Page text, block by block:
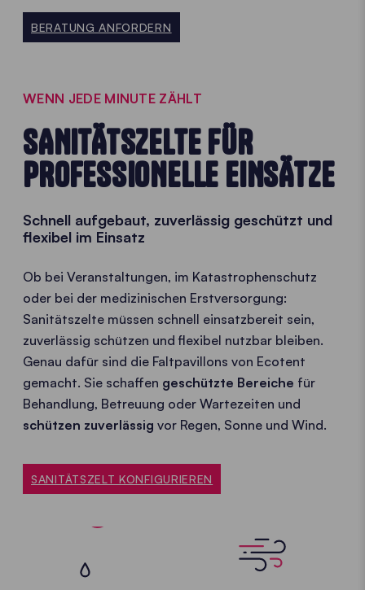
BERATUNG ANFORDERN
WENN JEDE MINUTE ZÄHLT
SANITÄTSZELTE FÜR
PROFESSIONELLE EINSÄTZE
Schnell aufgebaut, zuverlässig geschützt und
flexibel im Einsatz
Ob bei Veranstaltungen, im Katastrophenschutz
oder bei der medizinischen Erstversorgung:
Sanitätszelte müssen schnell einsatzbereit sein,
zuverlässig schützen und flexibel nutzbar bleiben.
Genau dafür sind die Faltpavillons von Ecotent
gemacht. Sie schaffen geschützte Bereiche für
Behandlung, Betreuung oder Wartezeiten und
schützen zuverlässig vor Regen, Sonne und Wind.
SANITÄTSZELT KONFIGURIEREN